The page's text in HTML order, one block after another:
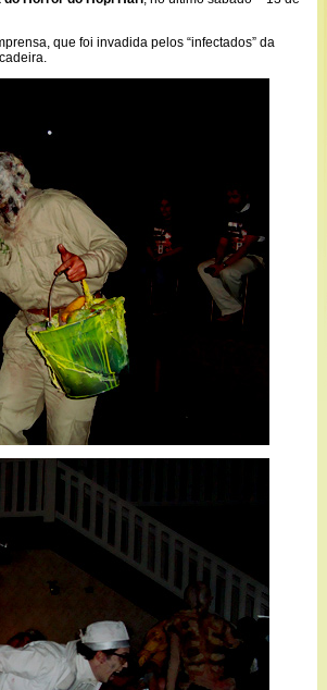
que foi invadida pelos “infectados” da